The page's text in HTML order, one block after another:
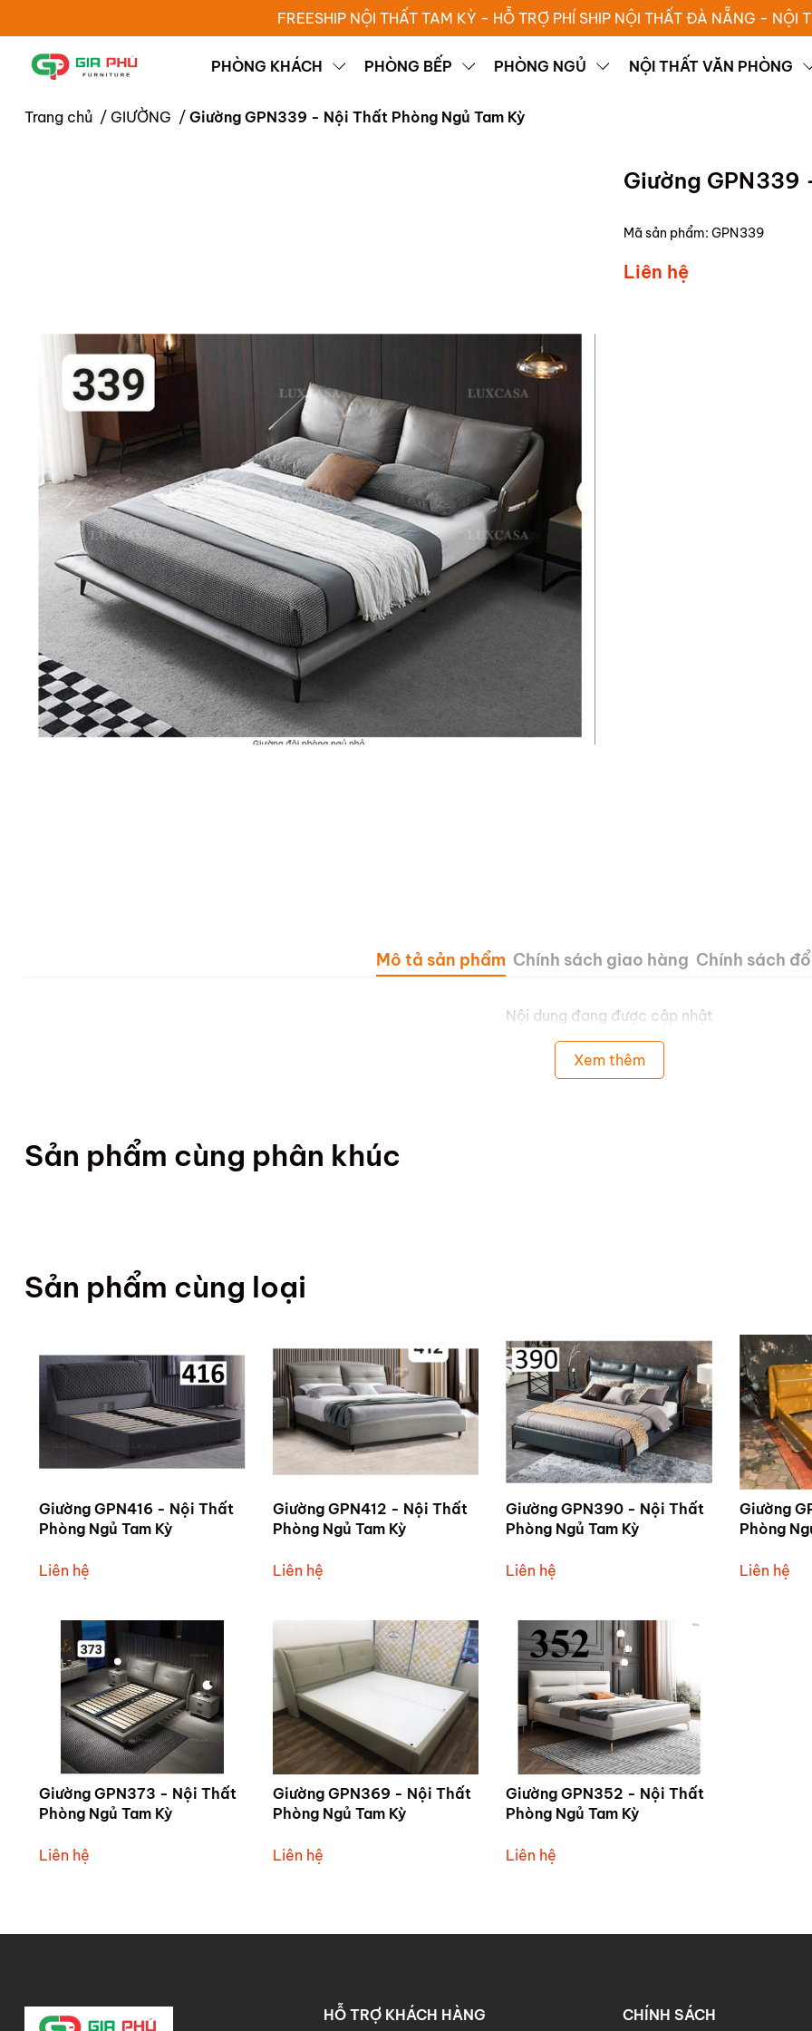
FREESHIP NỘI THẤT TAM KỲ - HỖ TRỢ PHÍ SHIP NỘI THẤT ĐÀ NẴNG - NỘI
PHÒNG KHÁCH PHÒNG BẾP PHÒNG NGỦ NỘI THẤT VĂN PHÒNG
Trang chủ / GIƯỜNG / Giường GPN339 - Nội Thất Phòng Ngủ Tam Kỳ
Giường GPN339
Mã sản phẩm: GPN339
Liên hệ
Mô tả sản phẩm Chính sách giao hàng Chính sách
Nội dung đang được cập nhật
Xem thêm
Sản phẩm cùng phân khúc
Sản phẩm cùng loại
Giường GPN416 - Nội Thất
Phòng Ngủ Tam Kỳ
Liên hệ
Giường GPN412 - Nội Thất
Phòng Ngủ Tam Kỳ
Liên hệ
Giường GPN390 - Nội Thất
Phòng Ngủ Tam Kỳ
Liên hệ
Giường
Phòng
Liên hệ
Giường GPN373 - Nội Thất
Phòng Ngủ Tam Kỳ
Liên hệ
Giường GPN369 - Nội Thất
Phòng Ngủ Tam Kỳ
Liên hệ
Giường GPN352 - Nội Thất
Phòng Ngủ Tam Kỳ
Liên hệ
HỖ TRỢ KHÁCH HÀNG CHÍNH SÁCH